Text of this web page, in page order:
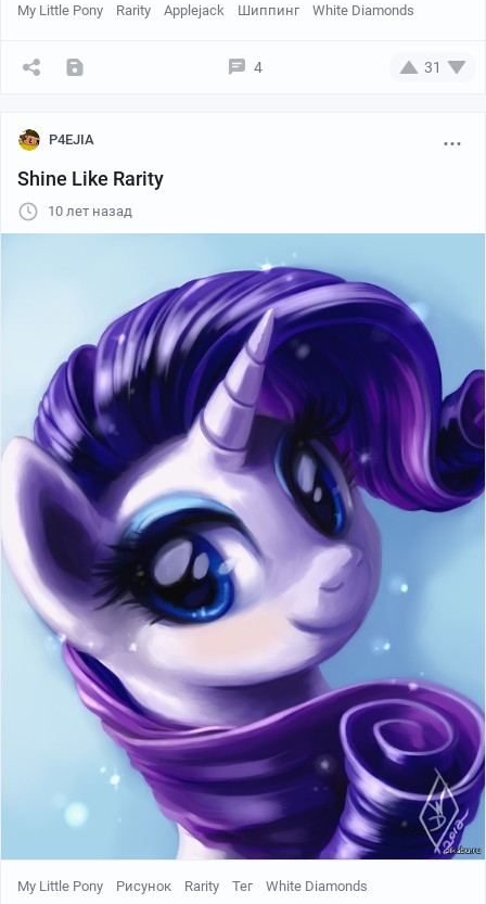
My Little Pony Rarity Applejack Шиппинг White Diamonds
4 31
P4EJIA
Shine Like Rarity
10 лет назад
My Little Pony Рисунок Rarity Тег White Diamonds